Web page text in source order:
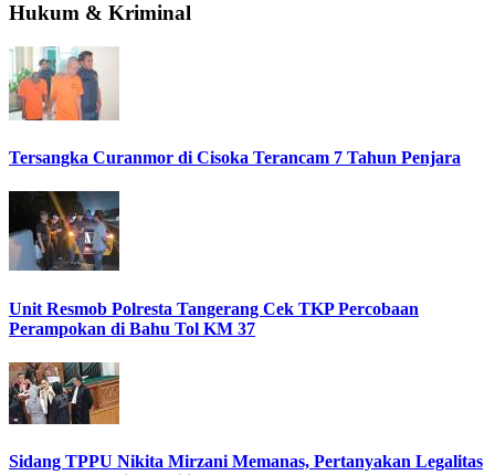
Hukum & Kriminal
Tersangka Curanmor di Cisoka Terancam 7 Tahun Penjara
Unit Resmob Polresta Tangerang Cek TKP Percobaan
Perampokan di Bahu Tol KM 37
Sidang TPPU Nikita Mirzani Memanas, Pertanyakan Legalitas